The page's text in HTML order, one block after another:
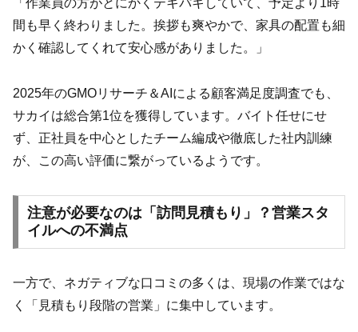
「作業員の方がとにかくテキパキしていて、予定より1時
間も早く終わりました。挨拶も爽やかで、家具の配置も細
かく確認してくれて安心感がありました。」
2025年のGMOリサーチ＆AIによる顧客満足度調査でも、
サカイは総合第1位を獲得しています。バイト任せにせ
ず、正社員を中心としたチーム編成や徹底した社内訓練
が、この高い評価に繋がっているようです。
注意が必要なのは「訪問見積もり」？営業スタ
イルへの不満点
一方で、ネガティブな口コミの多くは、現場の作業ではな
く「見積もり段階の営業」に集中しています。